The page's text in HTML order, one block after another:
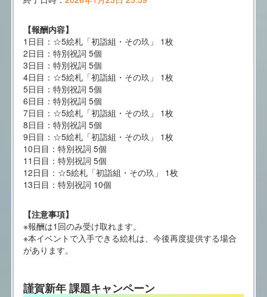
【報酬内容】
1日目：☆5絵札「初詣組・その玖」 1枚
2日目：特別祝詞 5個
3日目：特別祝詞 5個
4日目：☆5絵札「初詣組・その玖」 1枚
5日目：特別祝詞 5個
6日目：特別祝詞 5個
7日目：☆5絵札「初詣組・その玖」 1枚
8日目：特別祝詞 5個
9日目：☆5絵札「初詣組・その玖」 1枚
10日目：特別祝詞 5個
11日目：特別祝詞 5個
12日目：☆5絵札「初詣組・その玖」 1枚
13日目：特別祝詞 10個
【注意事項】
※報酬は1回のみ受け取れます。
※本イベントで入手できる絵札は、今後再度提供する場合
があります。
謹賀新年 課題キャンペーン